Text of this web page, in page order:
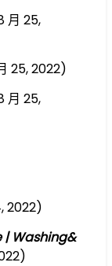
月 25,
25, 2022)
月 25,
2022)
| Washing&